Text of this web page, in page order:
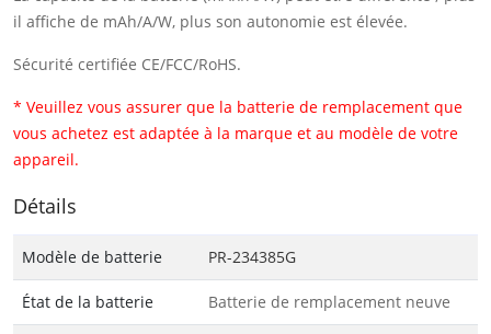
il affiche de mAh/A/W, plus son autonomie est élevée.
Sécurité certifiée CE/FCC/RoHS.
* Veuillez vous assurer que la batterie de remplacement que
vous achetez est adaptée à la marque et au modèle de votre
appareil.
Détails
Modèle de batterie PR-234385G
État de la batterie Batterie de remplacement neuve